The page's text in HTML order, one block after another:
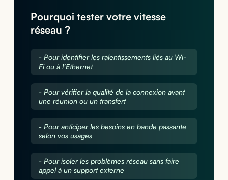
Pourquoi tester votre vitesse
réseau ?
- Pour identifier les ralentissements liés au Wi-
Fi ou à l’Ethernet
- Pour vérifier la qualité de la connexion avant
une réunion ou un transfert
- Pour anticiper les besoins en bande passante
selon vos usages
- Pour isoler les problèmes réseau sans faire
appel à un support externe